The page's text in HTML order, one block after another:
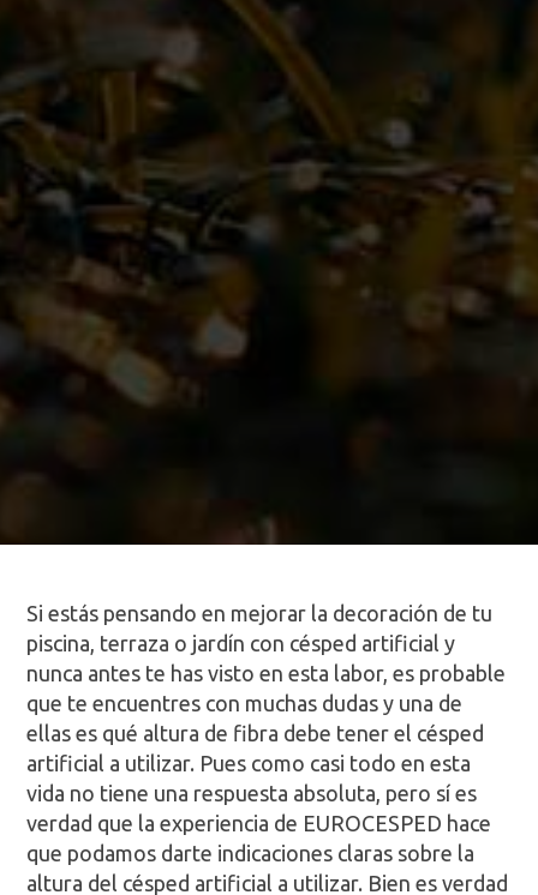
Si estás pensando en mejorar la decoración de tu
piscina, terraza o jardín con césped artificial y
nunca antes te has visto en esta labor, es probable
que te encuentres con muchas dudas y una de
ellas es qué altura de fibra debe tener el césped
artificial a utilizar. Pues como casi todo en esta
vida no tiene una respuesta absoluta, pero sí es
verdad que la experiencia de EUROCESPED hace
que podamos darte indicaciones claras sobre la
altura del césped artificial a utilizar. Bien es verdad